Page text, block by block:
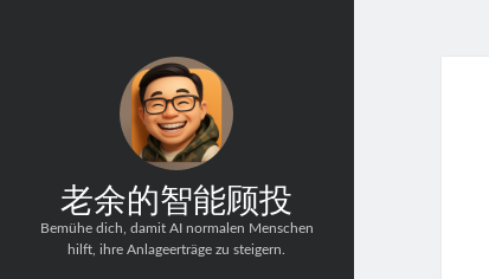
老余的智能顾投
Bemühe dich, damit AI normalen Menschen
hilft, ihre Anlageerträge zu steigern.